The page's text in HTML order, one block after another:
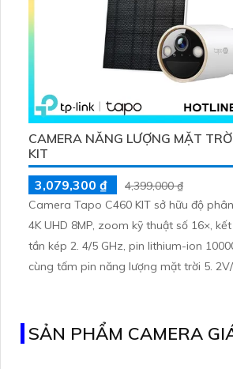
CAMERA NĂNG LƯỢNG MẶT
KIT
3,079,300 ₫
4,399,000 ₫
Camera Tapo C460 KIT sở hữu độ
4K UHD 8MP, zoom kỹ thuật số 16×,
tần kép 2. 4/5 GHz, pin lithium-ion
cùng tấm pin năng lượng mặt trời 5.
SẢN PHẨM CAMERA